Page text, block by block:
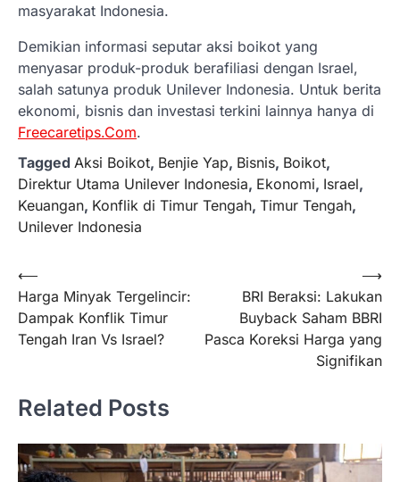
masyarakat Indonesia.
Demikian informasi seputar aksi boikot yang
menyasar produk-produk berafiliasi dengan Israel,
salah satunya produk Unilever Indonesia. Untuk berita
ekonomi, bisnis dan investasi terkini lainnya hanya di
Freecaretips.Com.
Tagged Aksi Boikot, Benjie Yap, Bisnis, Boikot,
Direktur Utama Unilever Indonesia, Ekonomi, Israel,
Keuangan, Konflik di Timur Tengah, Timur Tengah,
Unilever Indonesia
Navigasi
pos
⟵
Harga Minyak Tergelincir:
Dampak Konflik Timur
Tengah Iran Vs Israel?
BRI Beraksi: Lakukan
Buyback Saham BBRI
Pasca Koreksi Harga yang
Signifikan
⟶
Related Posts